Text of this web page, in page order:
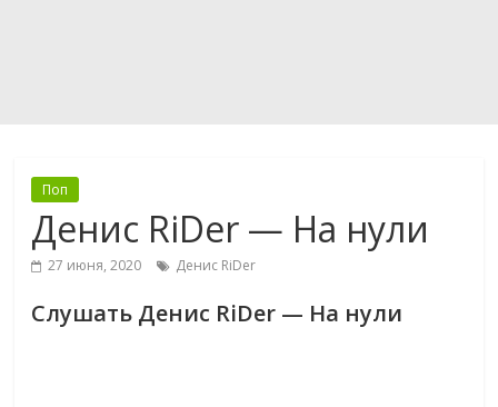
Поп
Денис RiDer — На нули
27 июня, 2020 Денис RiDer
Слушать Денис RiDer — На нули